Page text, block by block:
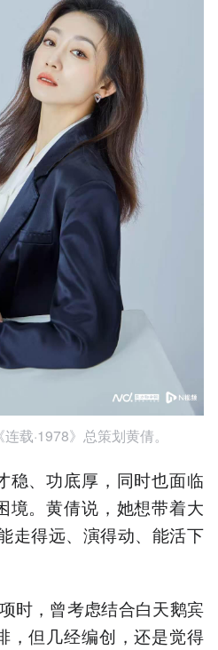
载·1978》总策划黄倩。
稳、功底厚，同时也面临
境。黄倩说，她想带着大
走得远、演得动、能活下
时，曾考虑结合白天鹅宾
，但几经编创，还是觉得